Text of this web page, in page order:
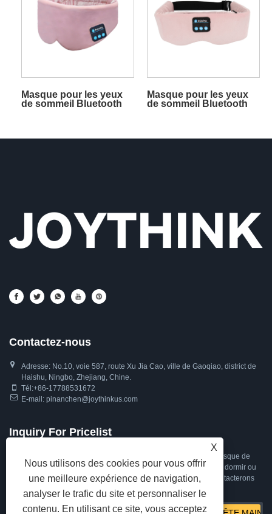
Masque pour les yeux
de sommeil Bluetooth
Masque pour les yeux
de sommeil Bluetooth
Contactez-nous
Adresse: No.10, voie 587, route Xu Jia Cao, ville de Gaoqiao, district de
Haishu, Ningbo, Zhejiang, Chine.
Tél:+86-17788531672
E-mail: pinanchen@joythinkus.com
Inquiry For Pricelist
Pour toute demande concernant les écouteurs de sommeil, le masque de
sommeil avec Bluetooth, le masque pour les yeux Bluetooth pour dormir ou
la liste de prix, veuillez nous laisser votre e-mail et nous vous contacterons
dans les 24 heures.
X
Nous utilisons des cookies pour vous offrir
une meilleure expérience de navigation,
analyser le trafic du site et personnaliser le
contenu. En utilisant ce site, vous acceptez